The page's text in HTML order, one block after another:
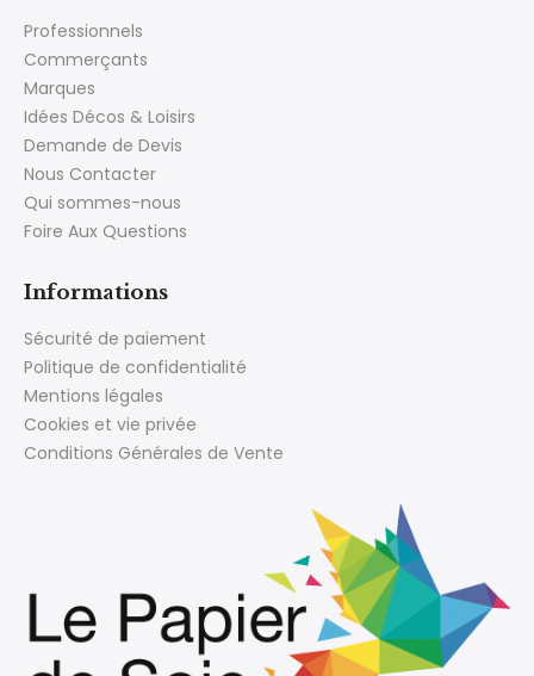
Professionnels
Commerçants
Marques
Idées Décos & Loisirs
Demande de Devis
Nous Contacter
Qui sommes-nous
Foire Aux Questions
Informations
Sécurité de paiement
Politique de confidentialité
Mentions légales
Cookies et vie privée
Conditions Générales de Vente